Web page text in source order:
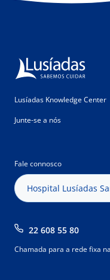
Lusíadas Knowledge Center
Junte-se a nós
Fale connosco
Hospital Lusíadas
22 608 55 80
Chamada para a rede fixa